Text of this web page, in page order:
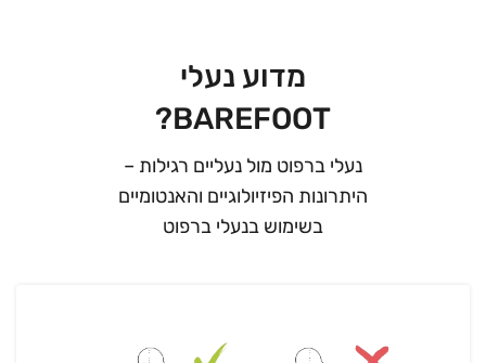
מדוע נעלי
BAREFOOT?
נעלי ברפוט מול נעליים רגילות –
היתרונות הפיזיולוגיים והאנטומיים
בשימוש בנעלי ברפוט